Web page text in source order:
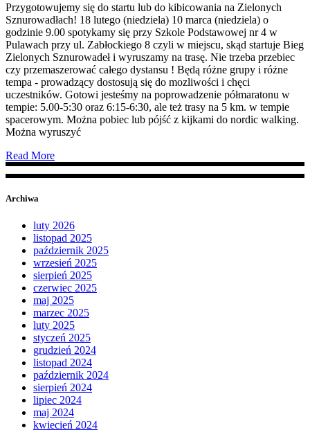
Przygotowujemy się do startu lub do kibicowania na Zielonych
Sznurowadłach! 18 lutego (niedziela) 10 marca (niedziela) o
godzinie 9.00 spotykamy się przy Szkole Podstawowej nr 4 w
Pulawach przy ul. Zabłockiego 8 czyli w miejscu, skąd startuje Bieg
Zielonych Sznurowadeł i wyruszamy na trasę. Nie trzeba przebiec
czy przemaszerować całego dystansu ! Będą różne grupy i różne
tempa - prowadzący dostosują się do mozliwości i chęci
uczestników. Gotowi jesteśmy na poprowadzenie półmaratonu w
tempie: 5.00-5:30 oraz 6:15-6:30, ale też trasy na 5 km. w tempie
spacerowym. Można pobiec lub pójść z kijkami do nordic walking.
Można wyruszyć
Read More
Archiwa
luty 2026
listopad 2025
październik 2025
wrzesień 2025
sierpień 2025
czerwiec 2025
maj 2025
marzec 2025
luty 2025
styczeń 2025
grudzień 2024
listopad 2024
październik 2024
sierpień 2024
lipiec 2024
maj 2024
kwiecień 2024